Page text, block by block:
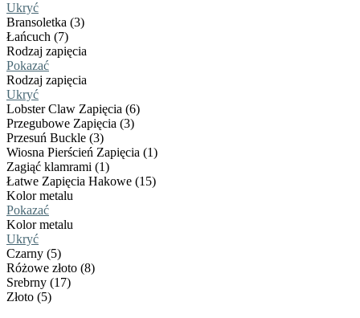
Ukryć
Bransoletka (3)
Łańcuch (7)
Rodzaj zapięcia
Pokazać
Rodzaj zapięcia
Ukryć
Lobster Claw Zapięcia (6)
Przegubowe Zapięcia (3)
Przesuń Buckle (3)
Wiosna Pierścień Zapięcia (1)
Zagiąć klamrami (1)
Łatwe Zapięcia Hakowe (15)
Kolor metalu
Pokazać
Kolor metalu
Ukryć
Czarny (5)
Różowe złoto (8)
Srebrny (17)
Złoto (5)